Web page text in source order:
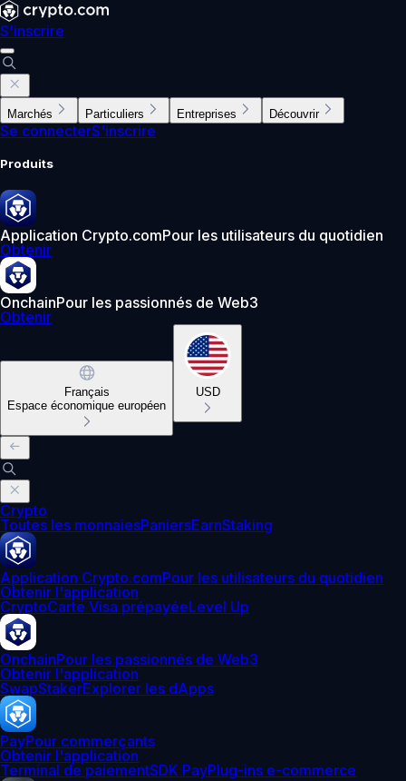
S'inscrire
Marchés Particuliers Entreprises Découvrir
Se connecterS'inscrire
Produits
Application Crypto.comPour les utilisateurs du quotidien
Obtenir
OnchainPour les passionnés de Web3
Obtenir
Français
Espace économique européen
USD
Crypto
Toutes les monnaiesPaniersEarnStaking
Application Crypto.comPour les utilisateurs du quotidien
Obtenir l'application
CryptoCarte Visa prépayéeLevel Up
OnchainPour les passionnés de Web3
Obtenir l'application
SwapStakerExplorer les dApps
PayPour commerçants
Obtenir l'application
Terminal de paiementSDK PayPlug-ins e-commerce